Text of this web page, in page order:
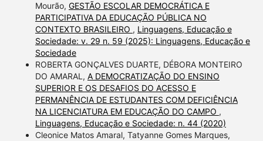
Mourão, GESTÃO ESCOLAR DEMOCRÁTICA E
PARTICIPATIVA DA EDUCAÇÃO PÚBLICA NO
CONTEXTO BRASILEIRO , Linguagens, Educação e
Sociedade: v. 29 n. 59 (2025): Linguagens, Educação e
Sociedade
ROBERTA GONÇALVES DUARTE, DÉBORA MONTEIRO
DO AMARAL, A DEMOCRATIZAÇÃO DO ENSINO
SUPERIOR E OS DESAFIOS DO ACESSO E
PERMANÊNCIA DE ESTUDANTES COM DEFICIÊNCIA
NA LICENCIATURA EM EDUCAÇÃO DO CAMPO ,
Linguagens, Educação e Sociedade: n. 44 (2020)
Cleonice Matos Amaral, Tatyanne Gomes Marques,